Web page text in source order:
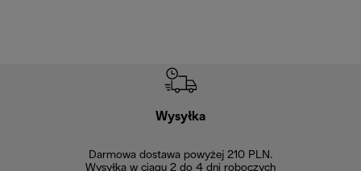
Wysyłka
Darmowa dostawa powyżej 210 PLN.
Wysyłka w ciągu 2 do 4 dni roboczych